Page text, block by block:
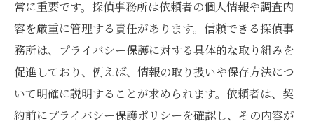
常に重要です。探偵事務所は依頼者の個人情報や調査内
容を厳重に管理する責任があります。信頼できる探偵事
務所は、プライバシー保護に対する具体的な取り組みを
促進しており、例えば、情報の取り扱いや保存方法につ
いて明確に説明することが求められます。依頼者は、契
約前にプライバシー保護ポリシーを確認し、その内容が